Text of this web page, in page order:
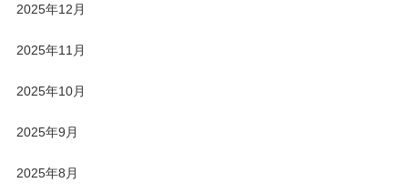
2025年12月
2025年11月
2025年10月
2025年9月
2025年8月